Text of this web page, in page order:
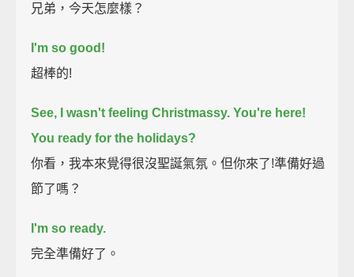
兄弟，今天怎麼樣？
I'm so good!
超棒的!
See, I wasn't feeling Christmassy. You're here!
You ready for the holidays?
你看，我本來覺得很沒聖誕氣氛。但你來了!準備好過
節了嗎？
I'm so ready.
完全準備好了。